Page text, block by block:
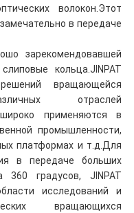
волокон.Этот
в передаче
зарекомендовавшей
кольца.JINPAT
вращающейся
отраслей
применяются в
промышленности,
платформах и т.д.Для
в передаче больших
градусов, JINPAT
исследований и
вращающихся